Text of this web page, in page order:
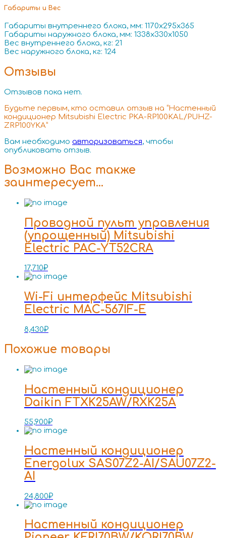
Габариты и Вес
Габариты внутреннего блока, мм: 1170x295x365
Габариты наружного блока, мм: 1338x330x1050
Вес внутреннего блока, кг: 21
Вес наружного блока, кг: 124
Отзывы
Отзывов пока нет.
Будьте первым, кто оставил отзыв на “Настенный
кондиционер Mitsubishi Electric PKA-RP100KAL/PUHZ-
ZRP100YKA”
Вам необходимо авторизоваться, чтобы
опубликовать отзыв.
Возможно Вас также
заинтересует…
Проводной пульт управления
(упрощенный) Mitsubishi
Electric PAC-YT52CRA
17,710₽
Wi-Fi интерфейс Mitsubishi
Electric MAC-567IF-E
8,430₽
Похожие товары
Настенный кондиционер
Daikin FTXK25AW/RXK25A
55,900₽
Настенный кондиционер
Energolux SAS07Z2-AI/SAU07Z2-
AI
24,800₽
Настенный кондиционер